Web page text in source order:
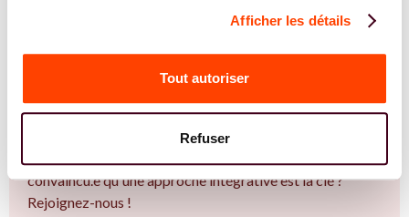
Afficher les détails
Tout autoriser
Refuser
Vous êtes Ostéopathe expert.e.s en PMA ?
l'accompagnement des femmes et des couples sur la
Insémination, FIV, don de gamètes : comprendre les
options pour avancer sereinement. Vous êtes à Avignon
convaincu.e qu'une approche intégrative est la clé ?
Rejoignez-nous !